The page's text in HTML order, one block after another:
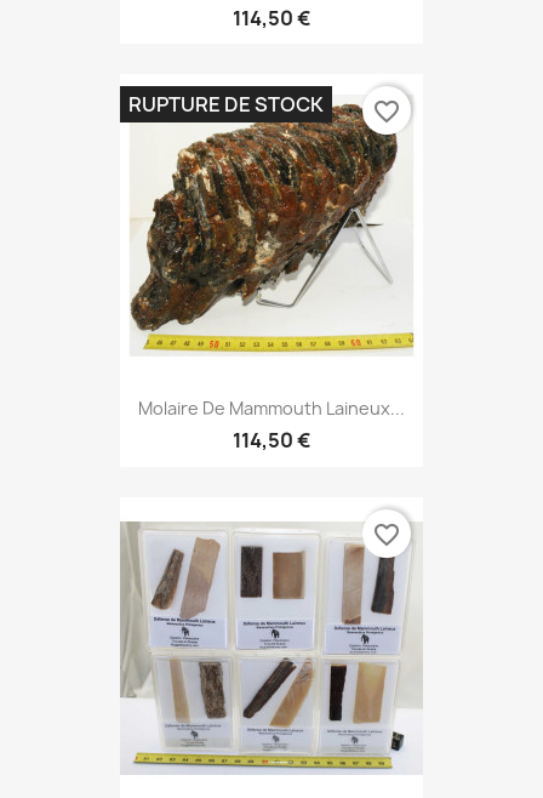
114,50 €
Molaire De Mammouth Laineux...
114,50 €
RUPTURE DE STOCK favorite_border
favorite_border